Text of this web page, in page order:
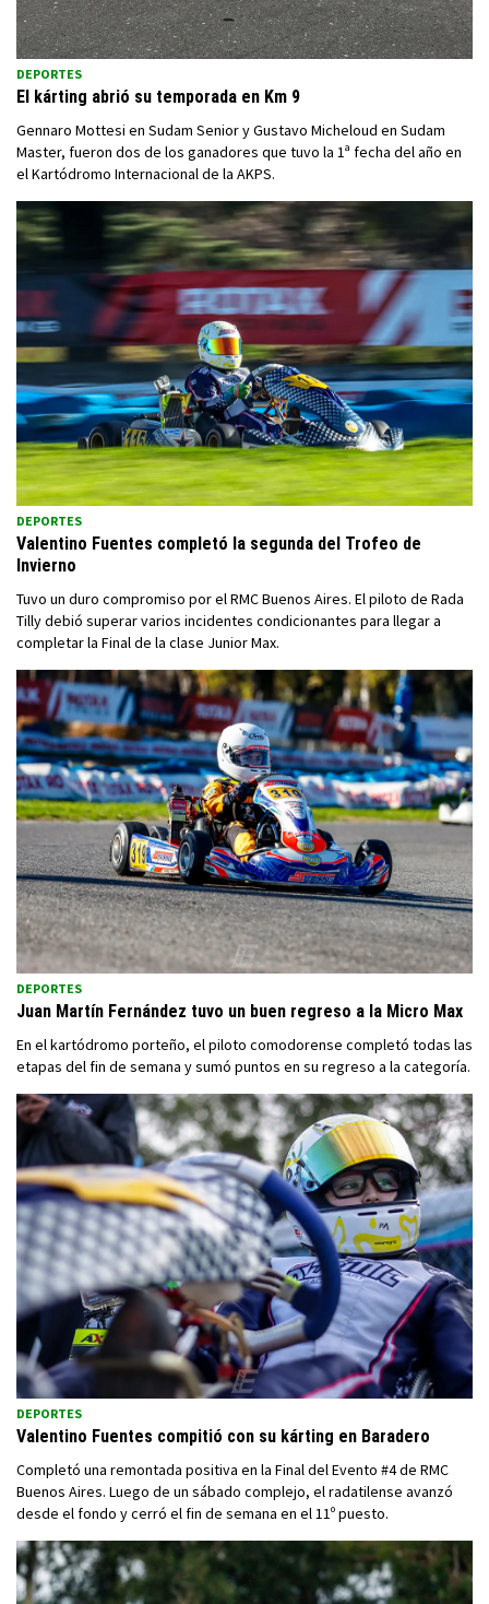
DEPORTES
El kárting abrió su temporada en Km 9
Gennaro Mottesi en Sudam Senior y Gustavo Micheloud en Sudam
Master, fueron dos de los ganadores que tuvo la 1ª fecha del año en
el Kartódromo Internacional de la AKPS.
DEPORTES
Valentino Fuentes completó la segunda del Trofeo de
Invierno
Tuvo un duro compromiso por el RMC Buenos Aires. El piloto de Rada
Tilly debió superar varios incidentes condicionantes para llegar a
completar la Final de la clase Junior Max.
DEPORTES
Juan Martín Fernández tuvo un buen regreso a la Micro Max
En el kartódromo porteño, el piloto comodorense completó todas las
etapas del fin de semana y sumó puntos en su regreso a la categoría.
DEPORTES
Valentino Fuentes compitió con su kárting en Baradero
Completó una remontada positiva en la Final del Evento #4 de RMC
Buenos Aires. Luego de un sábado complejo, el radatilense avanzó
desde el fondo y cerró el fin de semana en el 11º puesto.